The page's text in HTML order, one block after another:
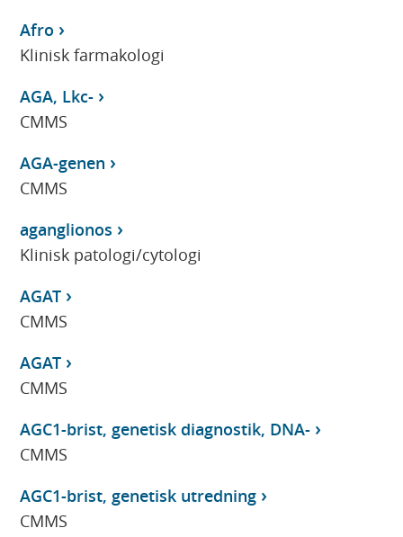
Afro
Klinisk farmakologi
AGA, Lkc-
CMMS
AGA-genen
CMMS
aganglionos
Klinisk patologi/cytologi
AGAT
CMMS
AGAT
CMMS
AGC1-brist, genetisk diagnostik, DNA-
CMMS
AGC1-brist, genetisk utredning
CMMS